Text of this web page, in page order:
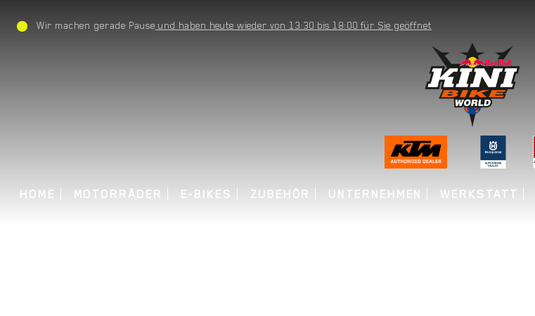
Wir machen gerade Pause und haben heute wieder von 13:30 bis 18:00 für Sie geöffnet
HOME MOTORRÄDER E-BIKES ZUBEHÖR UNTERNEHMEN WERKSTATT